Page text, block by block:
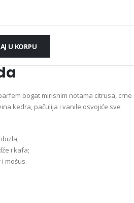
U KORPU
bogat mirisnim notama citrusa, crne
kedra, pačulija i vanile osvojiće sve
i kafa;
mošus.